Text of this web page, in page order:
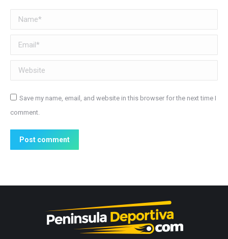
Name *
Email *
Website
Save my name, email, and website in this browser for the next time I
comment.
Post comment